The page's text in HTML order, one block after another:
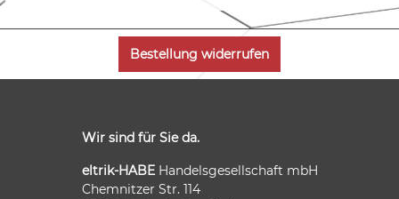
Bestellung widerrufen
Wir sind für Sie da.
eltrik-HABEHandelsgesellschaft mbH
Chemnitzer Str. 114